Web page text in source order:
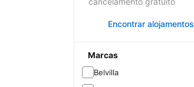
Encontrar alojamentos
Marcas
Belvilla